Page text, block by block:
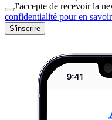
J'accepte de recevoir la
confidentialité pour en
S'inscrire